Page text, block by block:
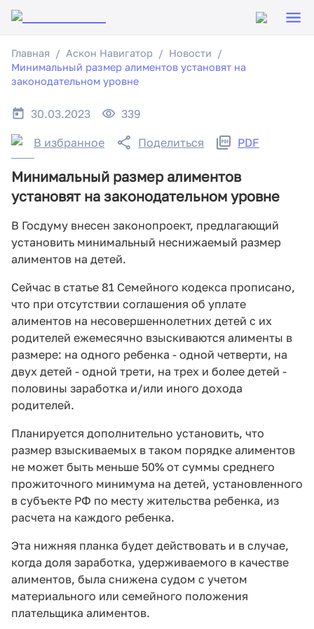
Главная Аскон Навигатор
Новости
Минимальный размер алиментов установят на
законодательном уровне
30.03.2023 339
В избранное Поделиться PDF
Минимальный размер алиментов
установят на законодательном уровне
В Госдуму внесен законопроект, предлагающий
установить минимальный неснижаемый размер
алиментов на детей.
Сейчас в статье 81 Семейного кодекса прописано,
что при отсутствии соглашения об уплате
алиментов на несовершеннолетних детей с их
родителей ежемесячно взыскиваются алименты в
размере: на одного ребенка - одной четверти, на
двух детей - одной трети, на трех и более детей -
половины заработка и/или иного дохода
родителей.
Планируется дополнительно установить, что
размер взыскиваемых в таком порядке алиментов
не может быть меньше 50% от суммы среднего
прожиточного минимума на детей, установленного
в субъекте РФ по месту жительства ребенка, из
расчета на каждого ребенка.
Эта нижняя планка будет действовать и в случае,
когда доля заработка, удерживаемого в качестве
алиментов, была снижена судом с учетом
материального или семейного положения
плательщика алиментов.